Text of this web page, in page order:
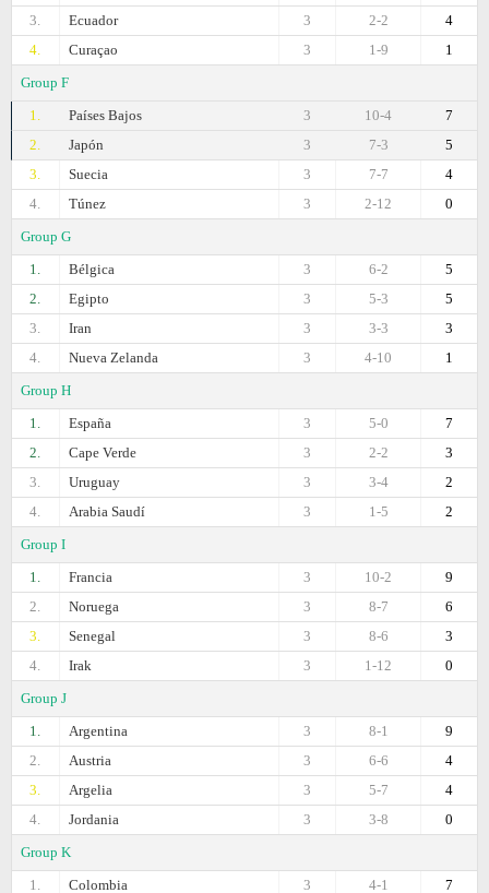
3.
Ecuador 4
2-2
3
4.
Curaçao 1
1-9
3
Group F
1.
Países Bajos 7
10-4
3
2.
Japón 5
7-3
3
3.
Suecia 4
7-7
3
4.
Túnez 0
2-12
3
Group G
1.
Bélgica 5
6-2
3
2.
Egipto 5
5-3
3
3.
Iran 3
3-3
3
4.
Nueva Zelanda 1
4-10
3
Group H
1.
España 7
5-0
3
2.
Cape Verde 3
2-2
3
3.
Uruguay 2
3-4
3
4.
Arabia Saudí 2
1-5
3
Group I
1.
Francia 9
10-2
3
2.
Noruega 6
8-7
3
3.
Senegal 3
8-6
3
4.
Irak 0
1-12
3
Group J
1.
Argentina 9
8-1
3
2.
Austria 4
6-6
3
3.
Argelia 4
5-7
3
4.
Jordania 0
3-8
3
Group K
1.
Colombia 7
4-1
3